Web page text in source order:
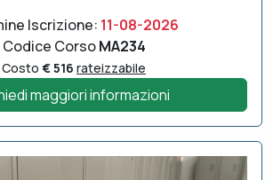
Iscrizione: 11-08-2026
Codice CorsoMA234
Costo € 516 rateizzabile
maggiori informazioni